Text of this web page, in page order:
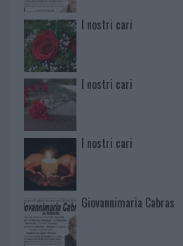
I nostri cari
I nostri cari
I nostri cari
Giovannimaria Cabras